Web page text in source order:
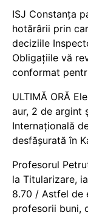
ISJ Constanța
hotărârii prin
deciziile
Obligațiile vă
conformat
ULTIMĂ ORĂ
aur, 2 de argint
Internațională
desfășurată în
Profesorul
la Titularizare,
8.70 / Astfel de
profesorii buni,